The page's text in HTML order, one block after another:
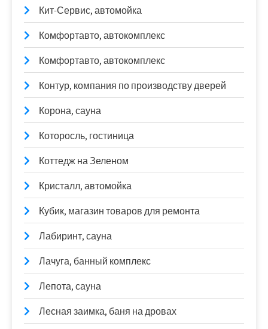
Кит-Сервис, автомойка
Комфортавто, автокомплекс
Комфортавто, автокомплекс
Контур, компания по производству дверей
Корона, сауна
Которосль, гостиница
Коттедж на Зеленом
Кристалл, автомойка
Кубик, магазин товаров для ремонта
Лабиринт, сауна
Лачуга, банный комплекс
Лепота, сауна
Лесная заимка, баня на дровах